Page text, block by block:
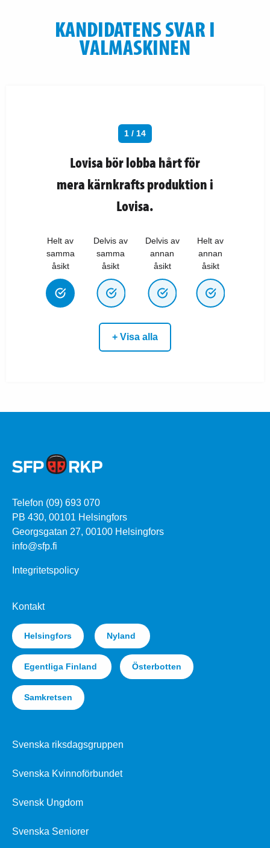
KANDIDATENS SVAR I
VALMASKINEN
1 / 14
Lovisa bör lobba hårt för
mera kärnkrafts produktion i
Lovisa.
Helt av
samma
åsikt
Delvis av
samma
åsikt
Delvis av
annan
åsikt
Helt av
annan
åsikt
+ Visa alla
Telefon (09) 693 070
PB 430, 00101 Helsingfors
Georgsgatan 27, 00100 Helsingfors
info@sfp.fi
Integritetspolicy
Kontakt
Helsingfors Nyland
Egentliga Finland Österbotten
Samkretsen
Svenska riksdagsgruppen
Svenska Kvinnoförbundet
Svensk Ungdom
Svenska Seniorer